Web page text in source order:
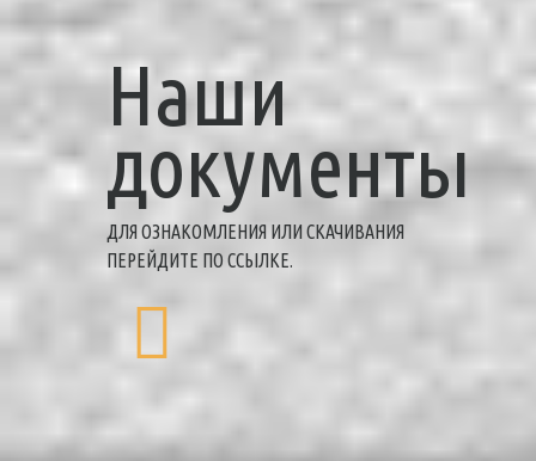
Наши
документы
ДЛЯ ОЗНАКОМЛЕНИЯ ИЛИ СКАЧИВАНИЯ
ПЕРЕЙДИТЕ ПО ССЫЛКЕ.